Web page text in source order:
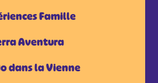
Famille
Aventura
dans la Vienne